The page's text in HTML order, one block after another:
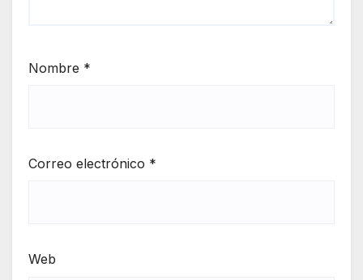
Nombre *
Correo electrónico *
Web